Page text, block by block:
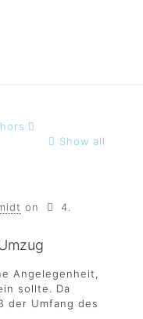
Show all
on
4.
Angelegenheit,
sollte. Da
der Umfang des